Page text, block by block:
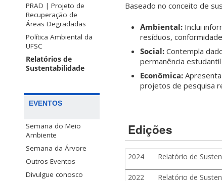
PRAD | Projeto de
Recuperação de
Áreas Degradadas
Política Ambiental da
UFSC
Relatórios de
Sustentabilidade
EVENTOS
Semana do Meio
Ambiente
Semana da Árvore
Outros Eventos
Divulgue conosco
Baseado no conceito de
Ambiental: Inclui
resíduos,
Social: Contempla
permanência
Econômica:
projetos de pesquisa
Edições
2024 Relatório de
2022 Relatório de